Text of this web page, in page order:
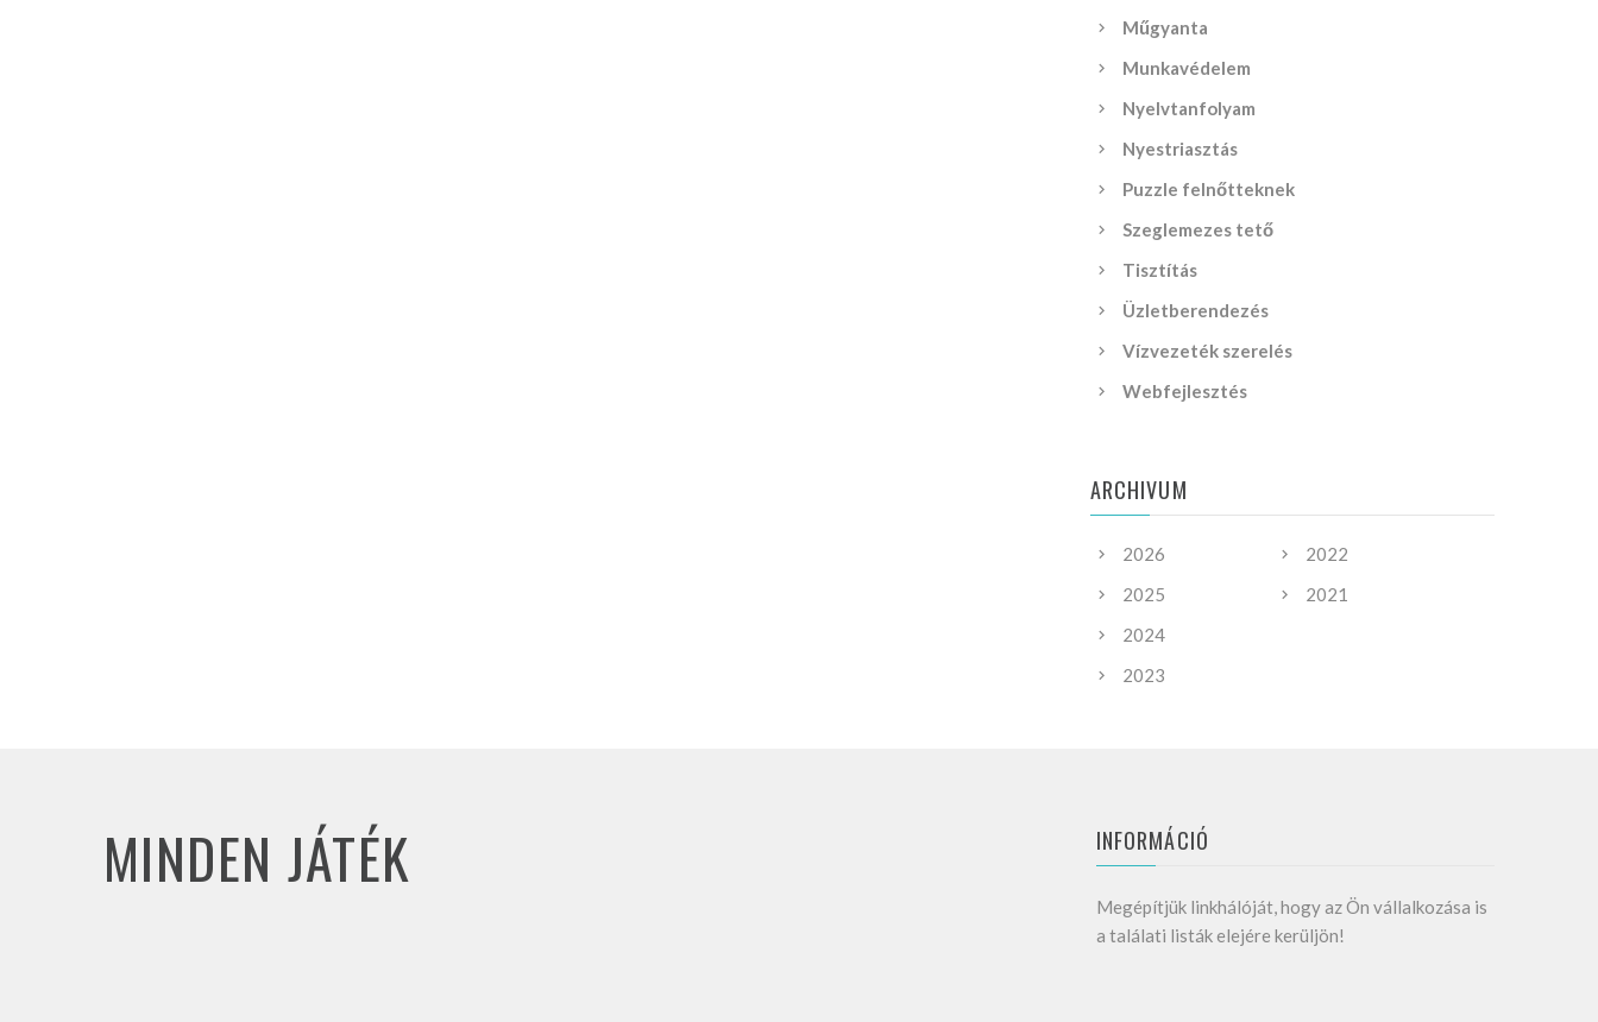
Műgyanta
Munkavédelem
Nyelvtanfolyam
Nyestriasztás
Puzzle felnőtteknek
Szeglemezes tető
Tisztítás
Üzletberendezés
Vízvezeték szerelés
Webfejlesztés
ARCHIVUM
2026
2025
2024
2023
2022
2021
INFORMÁCIÓ
Megépítjük linkhálóját, hogy az Ön vállalkozása is
a találati listák elejére kerüljön!
MINDEN JÁTÉK